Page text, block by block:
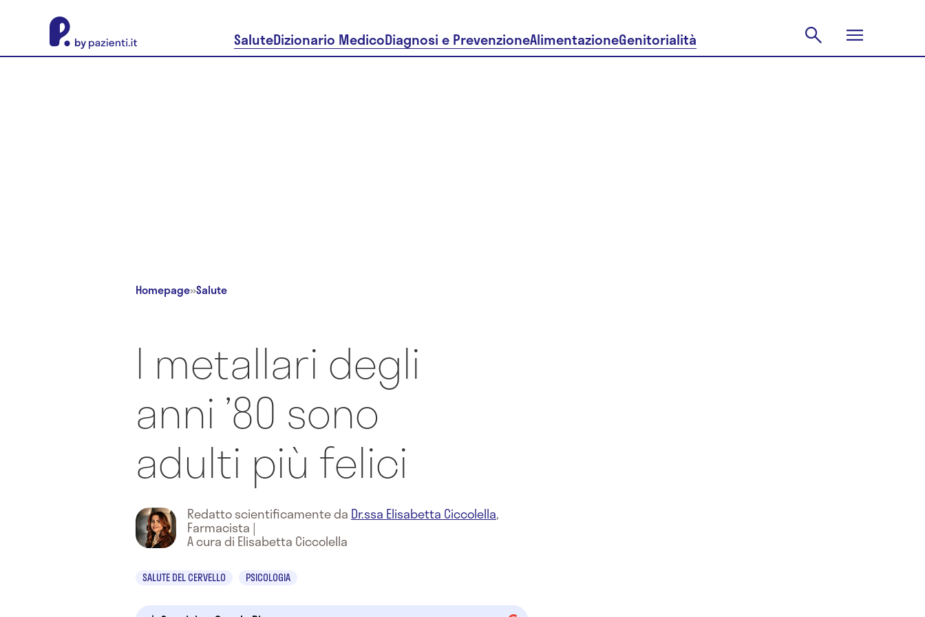
SaluteDizionario MedicoDiagnosi e PrevenzioneAlimentazioneGenitorialità
Homepage»Salute
I metallari degli
anni ’80 sono
adulti più felici
Redatto scientificamente da Dr.ssa Elisabetta Ciccolella,
Farmacista |
A cura di Elisabetta Ciccolella
SALUTE DEL CERVELLO PSICOLOGIA